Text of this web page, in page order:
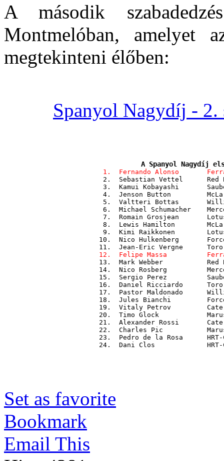
A második
Montmelóban, amelyet
megtekinteni élőben:
Spanyol Nagydíj - 2.
A Spanyol Nagydíj
1.  Fernando Alonso
2.  Sebastian Vettel      Red
3.  Kamui Kobayashi
4.  Jenson Button
5.  Valtteri Bottas
6.  Michael Schumacher
7.  Romain Grosjean
8.  Lewis Hamilton
9.  Kimi Raikkonen
10.  Nico Hulkenberg
12.  Felipe Massa
13.  Mark Webber           Red
14.  Nico Rosberg
15.  Sergio Perez
16.  Daniel Ricciardo      Toro
17.  Pastor Maldonado
18.  Jules Bianchi         Force
19.  Vitaly Petrov
20.  Timo Glock
21.  Alexander Rossi
22.  Charles Pic
23.  Pedro de la Rosa
24.  Dani Clos             HRT-
Set as favorite
Bookmark
Email This